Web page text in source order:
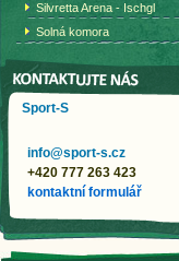
Silvretta Arena - Ischgl
Solná komora
Sport-S
info@sport-s.cz
+420 777 263 423
kontaktní formulář